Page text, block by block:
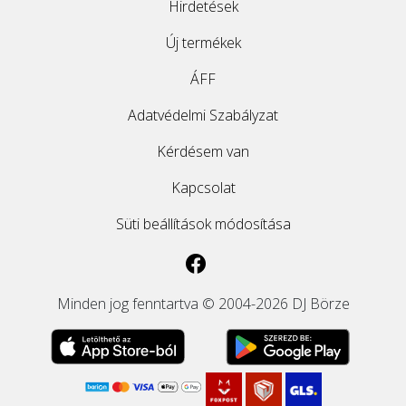
Hirdetések
Új termékek
ÁFF
Adatvédelmi Szabályzat
Kérdésem van
Kapcsolat
Süti beállítások módosítása
Minden jog fenntartva © 2004-2026 DJ Börze